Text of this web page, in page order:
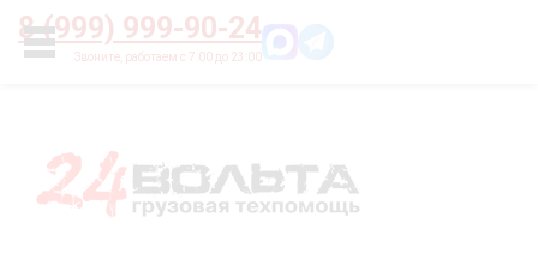
8 (999) 999-90-24
УСЛУГИ
Главная О нас Цены